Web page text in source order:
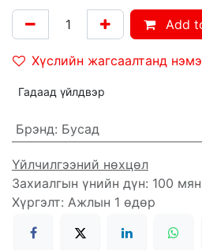
Add
Хүслийн жагсаалтанд
Гадаад үйлдвэр
Брэнд: Бусад
Үйлчилгээний нөхцөл
Захиалгын үнийн дүн: 100
Хүргэлт: Ажлын 1 өдөр